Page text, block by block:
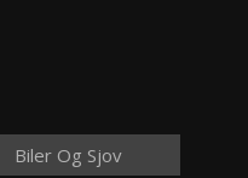
Biler Og Sjov